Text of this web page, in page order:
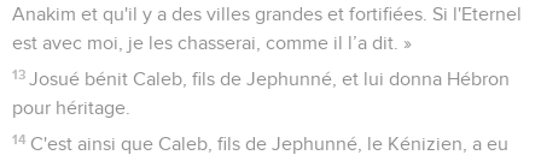
Anakim et qu'il y a des villes grandes et fortifiées. Si l'Eternel
est avec moi, je les chasserai, comme il l’a dit. »
13 Josué bénit Caleb, fils de Jephunné, et lui donna Hébron
pour héritage.
14 C'est ainsi que Caleb, fils de Jephunné, le Kénizien, a eu